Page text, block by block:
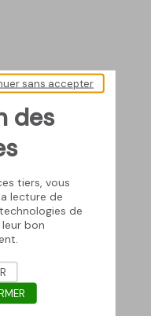
des
tiers, vous
lecture de
de
leur bon
sans accepter